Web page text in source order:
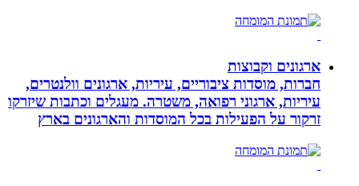
ארגונים וקבוצות
חברות, מוסדות ציבוריים, עיריות, ארגונים וולנטרים,
עיריות, ארגוני רפואה, משטרה. מעגלים וכתבות שיזרקו
זרקור על הפעילות בכל המוסדות והארגונים בארץ